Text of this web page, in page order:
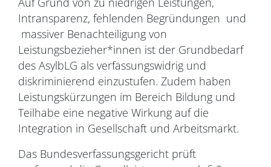
Intransparenz, fehlenden Begründungen und
massiver Benachteiligung von
Leistungsbezieher*innen ist der Grundbedarf
des AsylbLG als verfassungswidrig und
diskriminierend einzustufen. Zudem haben
Leistungskürzungen im Bereich Bildung und
Teilhabe eine negative Wirkung auf die
Integration in Gesellschaft und Arbeitsmarkt.
Das Bundesverfassungsgericht prüft